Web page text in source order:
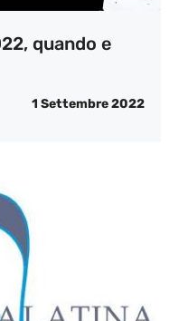
quando e
1 Settembre 2022